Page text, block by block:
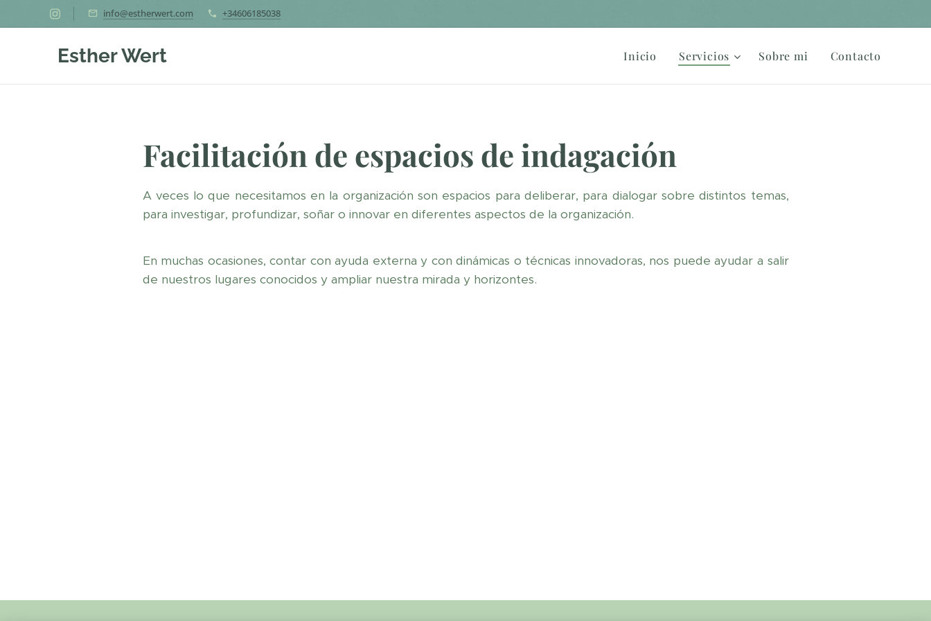
info@estherwert.com +34606185038
Esther Wert Inicio Servicios Sobre mi Contacto
Facilitación de espacios de indagación
A veces lo que necesitamos en la organización son espacios para deliberar, para dialogar sobre distintos temas,
para investigar, profundizar, soñar o innovar en diferentes aspectos de la organización.
En muchas ocasiones, contar con ayuda externa y con dinámicas o técnicas innovadoras, nos puede ayudar a salir
de nuestros lugares conocidos y ampliar nuestra mirada y horizontes.